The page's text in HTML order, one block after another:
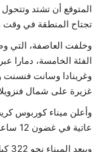
المتوقع أن تشتد
تجتاح المنطقة في وقت
وخلفت العاصفة، التي
الفئة الخامسة، دمارا
وغرينادا وسانت
غزيرة على شمال
وأعلن ميناء كوربوس
عاتية في غضون 12 ساعة.